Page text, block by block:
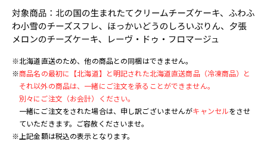
※北海道直送のため、他の商品との同梱はできません。
※商品名の最初に【北海道】と明記された北海道直送商品（冷凍商品）と
それ以外の商品は、一緒にご注文を承ることができません。
別々にご注文（お会計）ください。
一緒にご注文をされた場合は、申し訳ございませんがキャンセルをさせ
ていただきます。ご容赦くださいませ。
※上記金額は税込の表示となります。